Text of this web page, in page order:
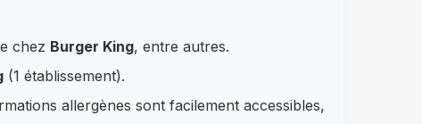
chez Burger King, entre autres.
(1 établissement).
allergènes sont facilement accessibles,